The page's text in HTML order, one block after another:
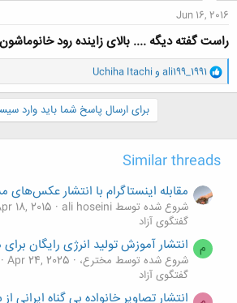
Jun 16, 2016
راست گفته دیگه .... بالای زاینده رود
و
ا
ک
:
ali199_1991 و Uchiha Itachi
برای ارسال پاسخ شما باید وارد
Similar threads
مقابله اینستاگرام با انتشار
شروع شده توسط ali hoseini 18, 2015
گفتگوی آزاد
م انتشار آموزش تولید انرژی رایگان
شروع شده توسط مخترع، Apr 24, 2025
گفتگوی آزاد
انتشار تصاویر خانواده بی گناه